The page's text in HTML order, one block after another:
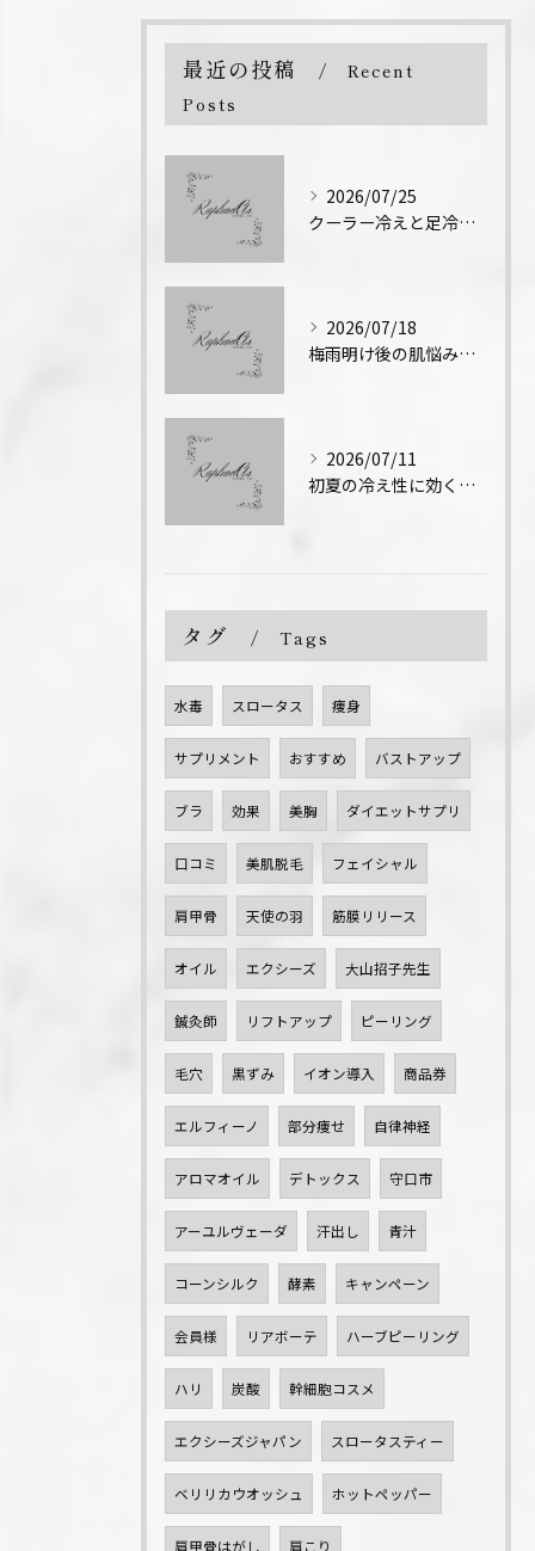
最近の投稿
Recent
Posts
2026/07/25
クーラー冷えと足冷え対策のエステ技術
2026/07/18
梅雨明け後の肌悩みとエステ対策
2026/07/11
初夏の冷え性に効くエステ術
タグ Tags
水毒 スロータス 痩身
サプリメント おすすめ バストアップ
ブラ 効果 美胸 ダイエットサプリ
口コミ 美肌脱毛 フェイシャル
肩甲骨 天使の羽 筋膜リリース
オイル エクシーズ 大山招子先生
鍼灸師 リフトアップ ピーリング
毛穴 黒ずみ イオン導入 商品券
エルフィーノ 部分痩せ 自律神経
アロマオイル デトックス 守口市
アーユルヴェーダ 汗出し 青汁
コーンシルク 酵素 キャンペーン
会員様 リアボーテ ハーブピーリング
ハリ 炭酸 幹細胞コスメ
エクシーズジャパン スロータスティー
ベリリカウオッシュ ホットペッパー
肩甲骨はがし 肩こり